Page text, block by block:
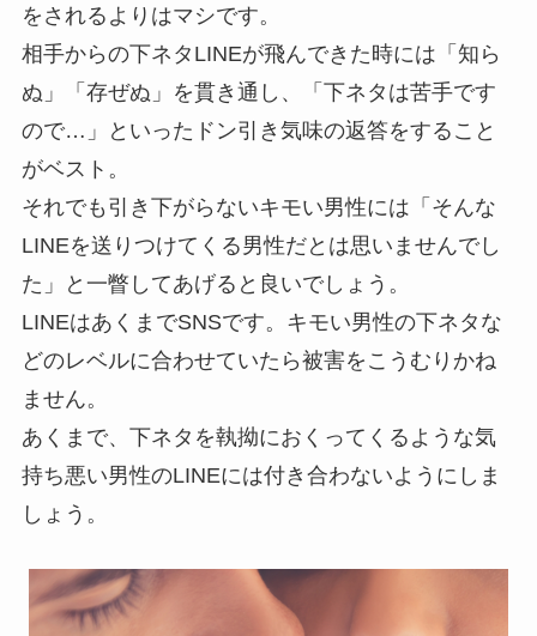
をされるよりはマシです。
相手からの下ネタLINEが飛んできた時には「知ら
ぬ」「存ぜぬ」を貫き通し、「下ネタは苦手です
ので…」といったドン引き気味の返答をすること
がベスト。
それでも引き下がらないキモい男性には「そんな
LINEを送りつけてくる男性だとは思いませんでし
た」と一瞥してあげると良いでしょう。
LINEはあくまでSNSです。キモい男性の下ネタな
どのレベルに合わせていたら被害をこうむりかね
ません。
あくまで、下ネタを執拗におくってくるような気
持ち悪い男性のLINEには付き合わないようにしま
しょう。